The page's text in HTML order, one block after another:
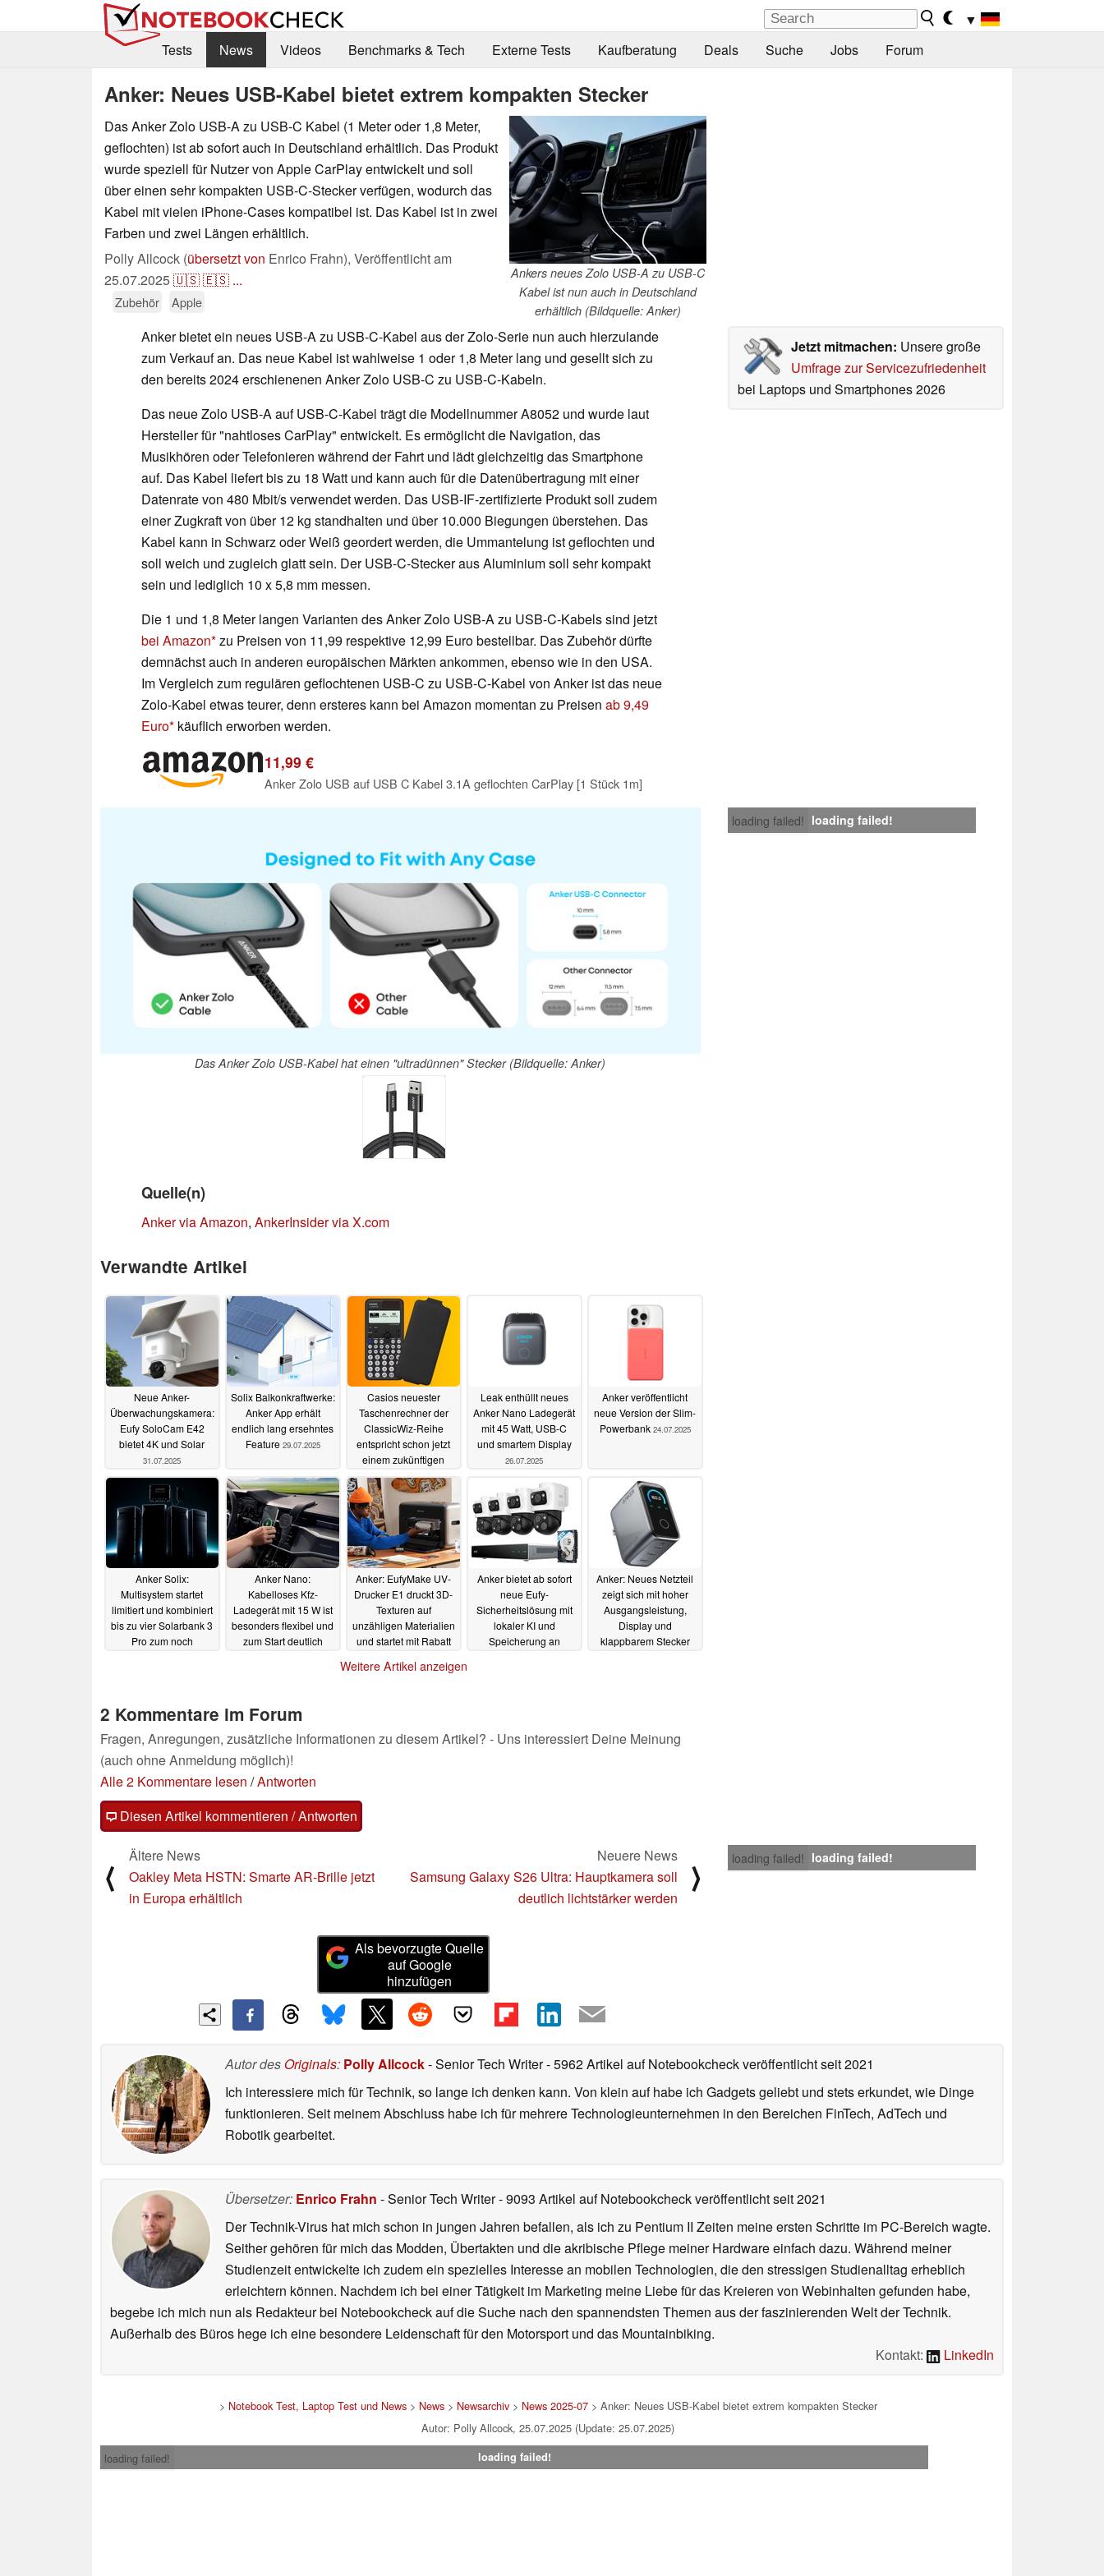
▼
Tests
News Videos Benchmarks & Tech Externe Tests Kaufberatung Deals Suche Jobs Forum
Anker: Neues USB-Kabel bietet extrem kompakten Stecker
Ankers neues Zolo USB-A zu USB-C
Kabel ist nun auch in Deutschland
erhältlich (Bildquelle: Anker)
Das Anker Zolo USB-A zu USB-C Kabel (1 Meter oder 1,8 Meter,
geflochten) ist ab sofort auch in Deutschland erhältlich. Das Produkt
wurde speziell für Nutzer von Apple CarPlay entwickelt und soll
über einen sehr kompakten USB-C-Stecker verfügen, wodurch das
Kabel mit vielen iPhone-Cases kompatibel ist. Das Kabel ist in zwei
Farben und zwei Längen erhältlich.
Polly Allcock (übersetzt von Enrico Frahn), Veröffentlicht am
25.07.2025🇺🇸🇪🇸 ...
Zubehör Apple
Jetzt mitmachen: Unsere große
Umfrage zur Servicezufriedenheit
bei Laptops und Smartphones 2026
Anker bietet ein neues USB-A zu USB-C-Kabel aus der Zolo-Serie nun auch hierzulande
zum Verkauf an. Das neue Kabel ist wahlweise 1 oder 1,8 Meter lang und gesellt sich zu
den bereits 2024 erschienenen Anker Zolo USB-C zu USB-C-Kabeln.
Das neue Zolo USB-A auf USB-C-Kabel trägt die Modellnummer A8052 und wurde laut
Hersteller für "nahtloses CarPlay" entwickelt. Es ermöglicht die Navigation, das
Musikhören oder Telefonieren während der Fahrt und lädt gleichzeitig das Smartphone
auf. Das Kabel liefert bis zu 18 Watt und kann auch für die Datenübertragung mit einer
Datenrate von 480 Mbit/s verwendet werden. Das USB-IF-zertifizierte Produkt soll zudem
einer Zugkraft von über 12 kg standhalten und über 10.000 Biegungen überstehen. Das
Kabel kann in Schwarz oder Weiß geordert werden, die Ummantelung ist geflochten und
soll weich und zugleich glatt sein. Der USB-C-Stecker aus Aluminium soll sehr kompakt
sein und lediglich 10 x 5,8 mm messen.
Die 1 und 1,8 Meter langen Varianten des Anker Zolo USB-A zu USB-C-Kabels sind jetzt
bei Amazon zu Preisen von 11,99 respektive 12,99 Euro bestellbar. Das Zubehör dürfte
demnächst auch in anderen europäischen Märkten ankommen, ebenso wie in den USA.
Im Vergleich zum regulären geflochtenen USB-C zu USB-C-Kabel von Anker ist das neue
Zolo-Kabel etwas teurer, denn ersteres kann bei Amazon momentan zu Preisen ab 9,49
Euro käuflich erworben werden.
11,99 €
Anker Zolo USB auf USB C Kabel 3.1A geflochten CarPlay [1 Stück 1m]
loading failed! loading failed!
Das Anker Zolo USB-Kabel hat einen "ultradünnen" Stecker (Bildquelle: Anker)
Quelle(n)
Anker via Amazon, AnkerInsider via X.com
Verwandte Artikel
Neue Anker-
Überwachungskamera:
Eufy SoloCam E42
bietet 4K und Solar
31.07.2025
Solix Balkonkraftwerke:
Anker App erhält
endlich lang ersehntes
Feature 29.07.2025
Casios neuester
Taschenrechner der
ClassicWiz-Reihe
entspricht schon jetzt
einem zukünftigen
Prüfungsstandard
29.07.2025
Leak enthüllt neues
Anker Nano Ladegerät
mit 45 Watt, USB-C
und smartem Display
26.07.2025
Anker veröffentlicht
neue Version der Slim-
Powerbank 24.07.2025
Anker Solix:
Multisystem startet
limitiert und kombiniert
bis zu vier Solarbank 3
Pro zum noch
Anker Nano:
Kabelloses Kfz-
Ladegerät mit 15 W ist
besonders flexibel und
zum Start deutlich
Anker: EufyMake UV-
Drucker E1 druckt 3D-
Texturen auf
unzähligen Materialien
und startet mit Rabatt
Anker bietet ab sofort
neue Eufy-
Sicherheitslösung mit
lokaler KI und
Speicherung an
Anker: Neues Netzteil
zeigt sich mit hoher
Ausgangsleistung,
Display und
klappbarem Stecker
Weitere Artikel anzeigen
2 Kommentare im Forum
Fragen, Anregungen, zusätzliche Informationen zu diesem Artikel? - Uns interessiert Deine Meinung
(auch ohne Anmeldung möglich)!
Alle 2 Kommentare lesen /Antworten
Diesen Artikel kommentieren / Antworten
loading failed! loading failed!
⟨
Ältere News
Oakley Meta HSTN: Smarte AR-Brille jetzt
in Europa erhältlich
Neuere News
Samsung Galaxy S26 Ultra: Hauptkamera soll
deutlich lichtstärker werden
⟩
Als bevorzugte Quelle
auf Google
hinzufügen
Autor des Originals: Polly Allcock- Senior Tech Writer- 5962 Artikel auf Notebookcheck veröffentlichtseit 2021
Ich interessiere mich für Technik, so lange ich denken kann. Von klein auf habe ich Gadgets geliebt und stets erkundet, wie Dinge
funktionieren. Seit meinem Abschluss habe ich für mehrere Technologieunternehmen in den Bereichen FinTech, AdTech und
Robotik gearbeitet.
Übersetzer: Enrico Frahn - Senior Tech Writer- 9093 Artikel auf Notebookcheck veröffentlichtseit 2021
Der Technik-Virus hat mich schon in jungen Jahren befallen, als ich zu Pentium II Zeiten meine ersten Schritte im PC-Bereich wagte.
Seither gehören für mich das Modden, Übertakten und die akribische Pflege meiner Hardware einfach dazu. Während meiner
Studienzeit entwickelte ich zudem ein spezielles Interesse an mobilen Technologien, die den stressigen Studienalltag erheblich
erleichtern können. Nachdem ich bei einer Tätigkeit im Marketing meine Liebe für das Kreieren von Webinhalten gefunden habe,
begebe ich mich nun als Redakteur bei Notebookcheck auf die Suche nach den spannendsten Themen aus der faszinierenden Welt der Technik.
Außerhalb des Büros hege ich eine besondere Leidenschaft für den Motorsport und das Mountainbiking.
Kontakt:
LinkedIn
> Notebook Test, Laptop Test und News> News> Newsarchiv> News 2025-07> Anker: Neues USB-Kabel bietet extrem kompakten Stecker
Autor: Polly Allcock, 25.07.2025 (Update: 25.07.2025)
loading failed!
loading failed!